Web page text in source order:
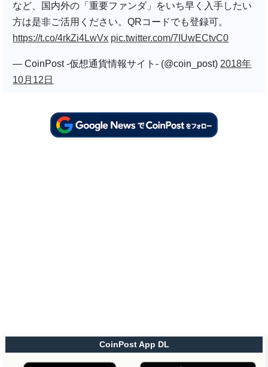
など、国内外の「重要ファンダ」をいち早く入手したい
方は是非ご活用ください。QRコードでも登録可。
https://t.co/4rkZi4LwVx pic.twitter.com/7IUwECtvC0
— CoinPost -仮想通貨情報サイト- (@coin_post) 2018年
10月12日
CoinPost App DL